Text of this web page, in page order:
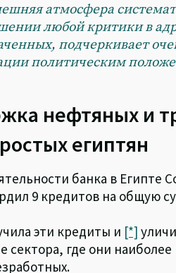
атмосфера
любой критики в
подчеркивает
политическим
нефтяных и
египтян
банка в Египте
9 кредитов на общую
эти кредиты и [*]
сектора, где они